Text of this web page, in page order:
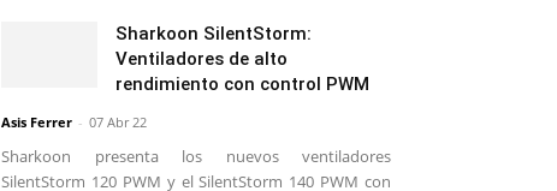
Sharkoon SilentStorm:
Ventiladores de alto
rendimiento con control PWM
Asis Ferrer - 07 Abr 22
Sharkoon presenta los nuevos ventiladores
SilentStorm 120 PWM y el SilentStorm 140 PWM con